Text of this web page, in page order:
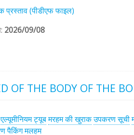
प्रस्ताव (पीडीएफ फाइल)
2026/09/08
OF THE BODY OF THE
एल्यूमीनियम ट्यूबमरहम की खुराकउपकरण सूची
पैकिंग मलहम